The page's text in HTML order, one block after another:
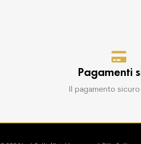
Pagamenti
Il pagamento sicuro